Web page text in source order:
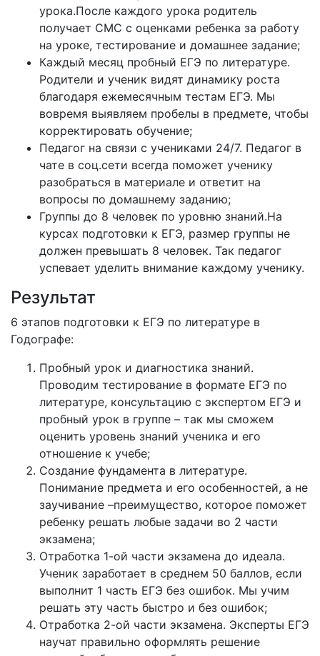
урока.После каждого урока родитель
получает СМС с оценками ребенка за работу
на уроке, тестирование и домашнее задание;
Каждый месяц пробный ЕГЭ по литературе.
Родители и ученик видят динамику роста
благодаря ежемесячным тестам ЕГЭ. Мы
вовремя выявляем пробелы в предмете, чтобы
корректировать обучение;
Педагог на связи с учениками 24/7. Педагог в
чате в соц.сети всегда поможет ученику
разобраться в материале и ответит на
вопросы по домашнему заданию;
Группы до 8 человек по уровню знаний.На
курсах подготовки к ЕГЭ, размер группы не
должен превышать 8 человек. Так педагог
успевает уделить внимание каждому ученику.
Результат
6 этапов подготовки к ЕГЭ по литературе в
Годографе:
Пробный урок и диагностика знаний.
Проводим тестирование в формате ЕГЭ по
литературе, консультацию с экспертом ЕГЭ и
пробный урок в группе – так мы сможем
оценить уровень знаний ученика и его
отношение к учебе;
Создание фундамента в литературе.
Понимание предмета и его особенностей, а не
заучивание –преимущество, которое поможет
ребенку решать любые задачи во 2 части
экзамена;
Отработка 1-ой части экзамена до идеала.
Ученик заработает в среднем 50 баллов, если
выполнит 1 часть ЕГЭ без ошибок. Мы учим
решать эту часть быстро и без ошибок;
Отработка 2-ой части экзамена. Эксперты ЕГЭ
научат правильно оформлять решение